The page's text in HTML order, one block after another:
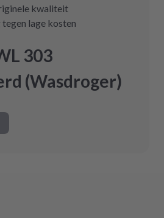
kwaliteit
lage kosten
303
(Wasdroger)